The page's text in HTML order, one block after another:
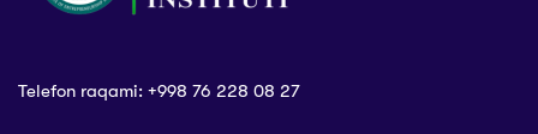
Telefon raqami: +998 76 228 08 27